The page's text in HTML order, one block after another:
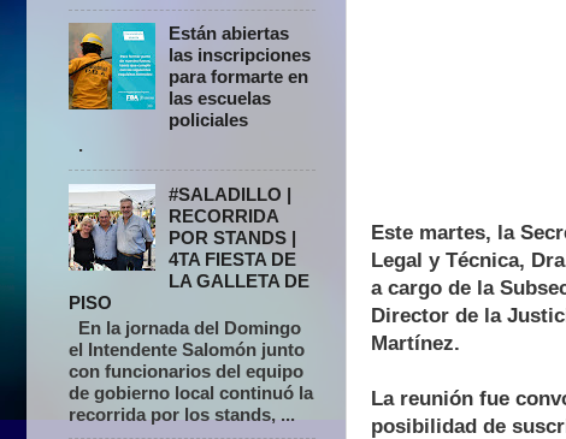
Este martes, la
Legal y Técnica,
a cargo de la
Director de la
Martínez.
La reunión fue
posibilidad de
Están abiertas
las inscripciones
para formarte en
las escuelas
policiales
.
#SALADILLO |
RECORRIDA
POR STANDS |
4TA FIESTA DE
LA GALLETA DE
PISO
En la jornada del Domingo
el Intendente Salomón junto
con funcionarios del equipo
de gobierno local continuó la
recorrida por los stands, ...